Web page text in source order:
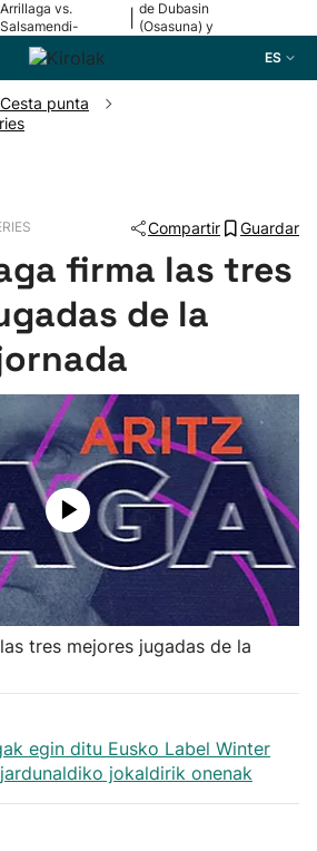
Arrillaga vs.
Salsamendi-
Bergara y Erasun
vs. Gaminde
de Dubasin
(Osasuna) y
ES
Cesta punta
Compartir Guardar
firma las tres
de la
tres mejores jugadas de la
egin ditu Eusko Label Winter
jokaldirik onenak